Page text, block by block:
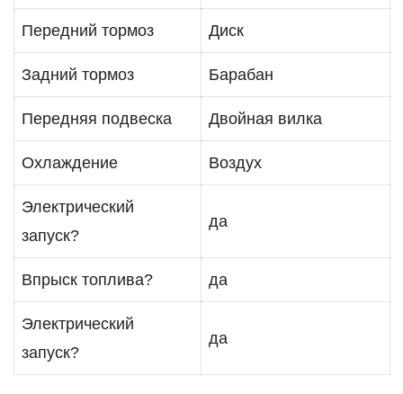
Передний тормоз Диск
Задний тормоз Барабан
Передняя подвеска Двойная вилка
Охлаждение Воздух
Электрический
запуск?
да
Впрыск топлива? да
Электрический
запуск?
да